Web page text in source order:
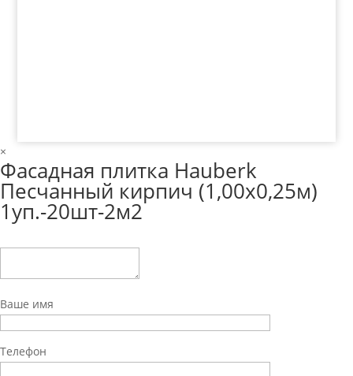
×
Фасадная плитка Hauberk
Песчанный кирпич (1,00х0,25м)
1уп.-20шт-2м2
Ваше имя
Телефон